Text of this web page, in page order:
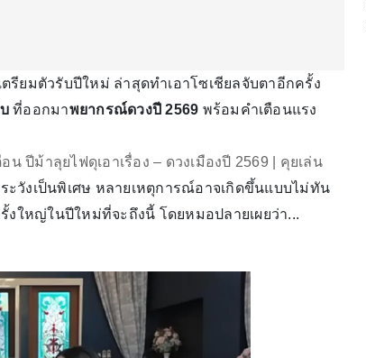
รียมตัวรับปีใหม่ ล่าสุดทำเอาโซเชียลจับตาอีกครั้ง
ที่ออกมาพยากรณ์ดวงปี 2569 พร้อมคำเตือนแรง
ปีม้าลุยไฟดุเอาเรื่อง – ดวงเมืองปี 2569 | คุยเล่น
วังเป็นพิเศษ หลายเหตุการณ์อาจเกิดขึ้นแบบไม่ทัน
ใหญ่ในปีใหม่ที่จะถึงนี้ โดยหมอปลายเผยว่า...